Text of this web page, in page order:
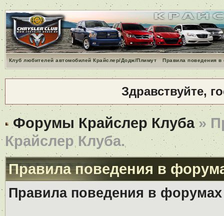
Клуб любителей автомобилей Крайслер/Додж/Плимут Правила поведения
Здравствуйте,
Форумы Крайслер Клуба»
Крайслер Клуба.
Правила поведения в
Правила поведения в